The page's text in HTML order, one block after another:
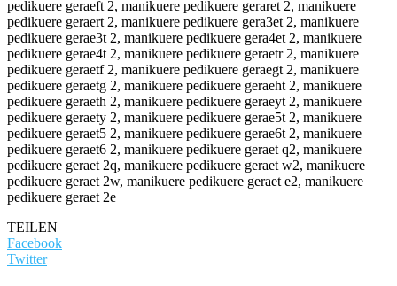
TEILEN
Facebook
Twitter